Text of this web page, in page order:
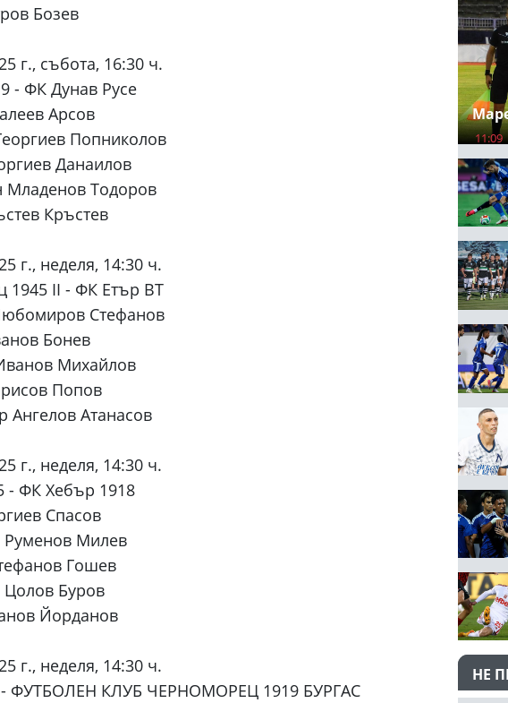
Бозев
г., събота, 16:30 ч.
- ФК Дунав Русе
Арсов
Попниколов
Данаилов
Младенов Тодоров
Кръстев
г., неделя, 14:30 ч.
1945 II - ФК Етър ВТ
Стефанов
Бонев
Михайлов
Попов
Ангелов Атанасов
г., неделя, 14:30 ч.
- ФК Хебър 1918
Спасов
Милев
Гошев
Буров
Йорданов
г., неделя, 14:30 ч.
- ФУТБОЛЕН КЛУБ ЧЕРНОМОРЕЦ 1919 БУРГАС
11:09
НЕ